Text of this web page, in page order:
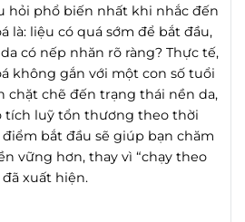
hỏi phổ biến nhất khi nhắc đến
là: liệu có quá sớm để bắt đầu,
có nếp nhăn rõ ràng? Thực tế,
không gắn với một con số tuổi
chặt chẽ đến trạng thái nền da,
tích luỹ tổn thương theo thời
bắt đầu sẽ giúp bạn chăm
vững hơn, thay vì “chạy theo
xuất hiện.